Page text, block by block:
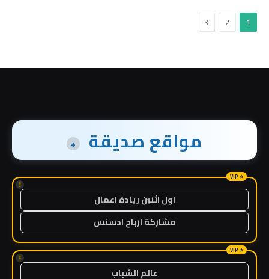
1
2 التالي
مواقع صديقة +
!
اول اثنين ريادة اعمال
مشاركة ارباح ادسنس
!
عالم الشباب